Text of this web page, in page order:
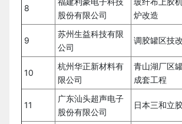
8
股份有限公司
炉改造
9
苏州生益科技有限
公司
调胶罐区技
10
杭州华正新材料有
限公司
青山湖厂区
成套工程
11
广东汕头超声电子
股份有限公司
日本三和立